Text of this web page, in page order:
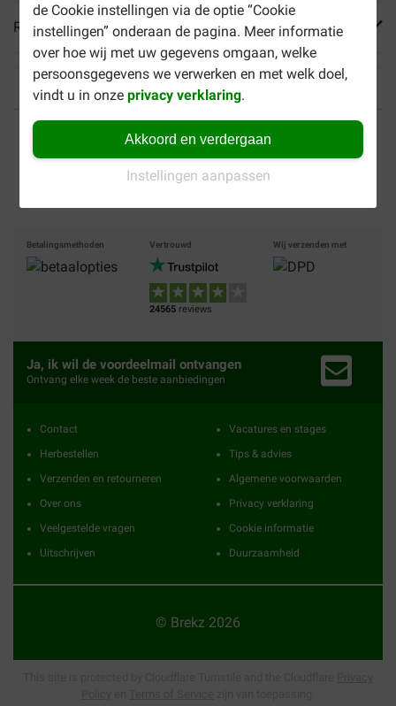
de Cookie instellingen via de optie “Cookie
instellingen” onderaan de pagina. Meer informatie
over hoe wij met uw gegevens omgaan, welke
persoonsgegevens we verwerken en met welk doel,
vindt u in onzeprivacy verklaring.
Akkoord en verdergaan
Instellingen aanpassen
Reviews
Tot 40% goedkoper Veilig betalen
Gratis bezorging vanaf €
Betalingsmethoden Vertrouwd
24565 reviews
Wij verzenden met
Ja, ik wil de voordeelmail ontvangen
Ontvang elke week de beste aanbiedingen
Contact
Herbestellen
Verzenden en retourneren
Over ons
Veelgestelde vragen
Uitschrijven
Vacatures en stages
Tips & advies
Algemene voorwaarden
Privacy verklaring
Cookie informatie
Duurzaamheid
© Brekz 2026